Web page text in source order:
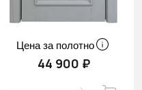
Цена за полотно
44 900 ₽